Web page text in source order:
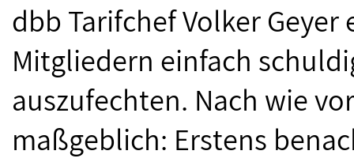
dbb Tarifchef Volker Geyer
Mitgliedern einfach
auszufechten. Nach wie
maßgeblich: Erstens